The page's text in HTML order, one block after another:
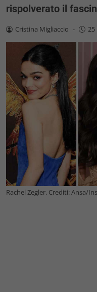
rispolverato il
Cristina Migliaccio - 25
Rachel Zegler. Crediti: Ansa/